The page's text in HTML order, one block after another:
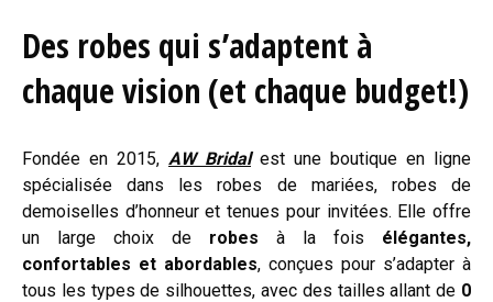
Des robes qui s’adaptent à
chaque vision (et chaque budget!)
Fondée en 2015, AW Bridal est une boutique en ligne
spécialisée dans les robes de mariées, robes de
demoiselles d’honneur et tenues pour invitées. Elle offre
un large choix de robes à la fois élégantes,
confortables et abordables, conçues pour s’adapter à
tous les types de silhouettes, avec des tailles allant de 0